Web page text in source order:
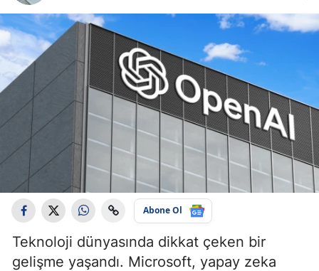
Abone Ol
Teknoloji dünyasında dikkat çeken bir
gelişme yaşandı. Microsoft, yapay zeka